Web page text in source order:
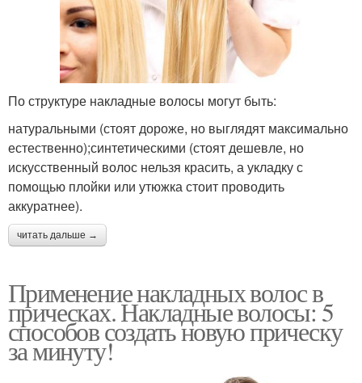
По структуре накладные волосы могут быть:
натуральными (стоят дороже, но выглядят максимально
естественно);синтетическими (стоят дешевле, но
искусственный волос нельзя красить, а укладку с
помощью плойки или утюжка стоит проводить
аккуратнее).
читать дальше →
Применение накладных волос в
прическах. Накладные волосы: 5
способов создать новую прическу
за минуту!